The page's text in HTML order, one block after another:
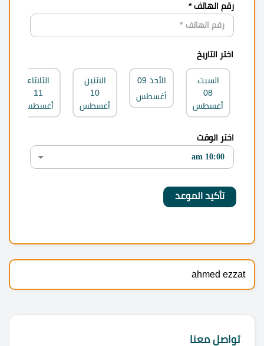
رقم الهاتف *
اختر التاريخ
السبت
08
أغسطس
الأحد 09
أغسطس
الاثنين
10
أغسطس
الثلاثاء
11
أغسطس
اختر الوقت
ahmed ezzat
تواصل معنا